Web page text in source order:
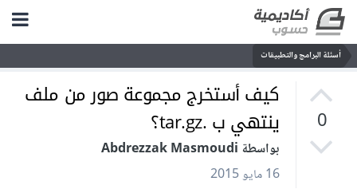
أسئلة البرامج والتطبيقات
0
كيف أستخرج مجموعة صور من ملف
ينتهي ب .tar.gz؟
بواسطة Abdrezzak Masmoudi
16 مايو 2015